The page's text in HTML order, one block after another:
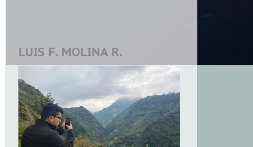
LUIS F. MOLINA R.